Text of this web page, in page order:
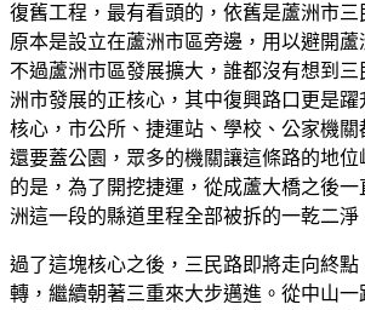
復舊工程，最有看頭的，依舊是蘆洲市
原本是設立在蘆洲市區旁邊，用以避開蘆
不過蘆洲市區發展擴大，誰都沒有想到
洲市發展的正核心，其中復興路口更是
核心，市公所、捷運站、學校、公家機
還要蓋公園，眾多的機關讓這條路的地
的是，為了開挖捷運，從成蘆大橋之後
洲這一段的縣道里程全部被拆的一乾二淨
過了這塊核心之後，三民路即將走向終點
轉，繼續朝著三重來大步邁進。從中山